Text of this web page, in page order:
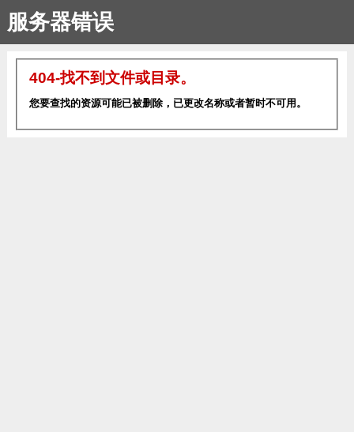
服务器错误
404-找不到文件或目录。
您要查找的资源可能已被删除，已更改名称或者暂时不可用。